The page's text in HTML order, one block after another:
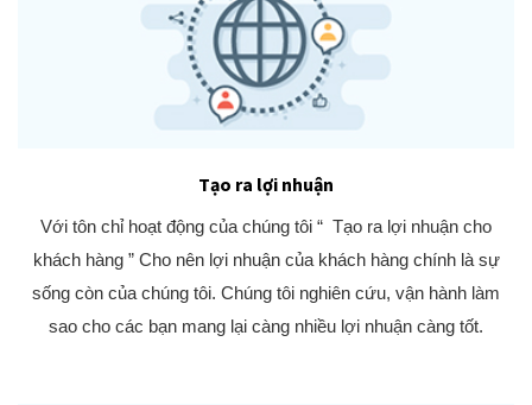
Tạo ra lợi nhuận
Với tôn chỉ hoạt động của chúng tôi “ Tạo ra lợi nhuận cho
khách hàng ” Cho nên lợi nhuận của khách hàng chính là sự
sống còn của chúng tôi. Chúng tôi nghiên cứu, vận hành làm
sao cho các bạn mang lại càng nhiều lợi nhuận càng tốt.